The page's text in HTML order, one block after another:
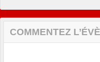
COMMENTEZ